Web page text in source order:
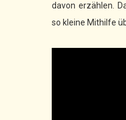
davon erzählen.
so kleine Mithilfe